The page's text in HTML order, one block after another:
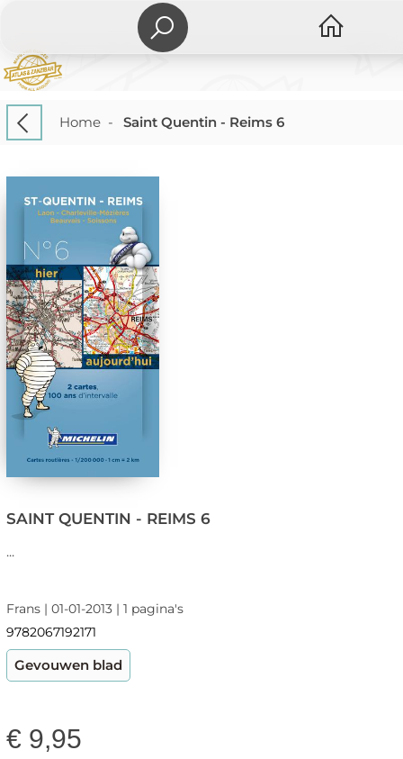
Home- Saint Quentin - Reims 6
SAINT QUENTIN - REIMS 6
...
Frans | 01-01-2013 | 1 pagina's
9782067192171
Gevouwen blad
€ 9,95